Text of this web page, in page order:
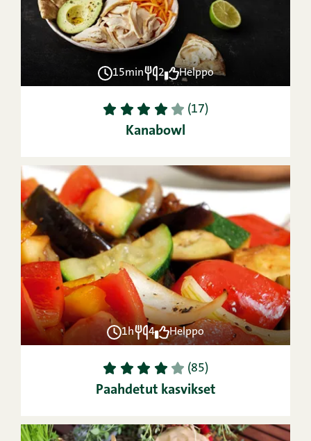
15min 2 Helppo
1 2 3 4 5 (17)
Kanabowl
1h 4 Helppo
1 2 3 4 5 (85)
Paahdetut kasvikset